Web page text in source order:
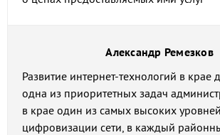
Александр Ремезков
Развитие интернет-технологий в крае
одна из приоритетных задач
в крае один из самых высоких уровней
цифровизации сети, в каждый